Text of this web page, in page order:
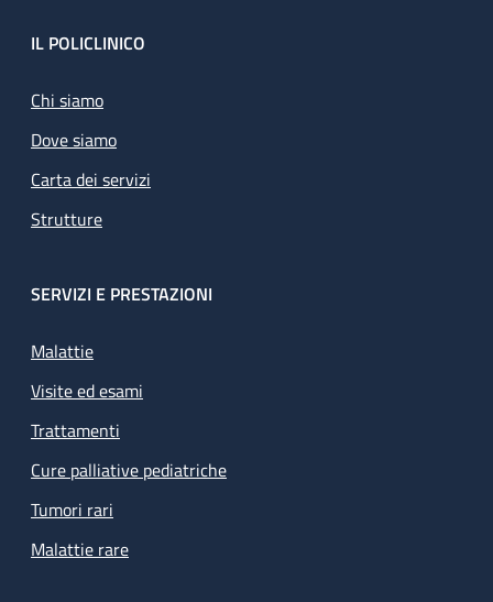
Footer
IL POLICLINICO
Chi siamo
Dove siamo
Carta dei servizi
Strutture
SERVIZI E PRESTAZIONI
Malattie
Visite ed esami
Trattamenti
Cure palliative pediatriche
Tumori rari
Malattie rare